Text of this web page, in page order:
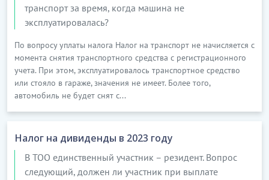
транспорт за время, когда машина не
эксплуатировалась?
По вопросу уплаты налога Налог на транспорт не начисляется с
момента снятия транспортного средства с регистрационного
учета. При этом, эксплуатировалось транспортное средство
или стояло в гараже, значения не имеет. Более того,
автомобиль не будет снят с...
Налог на дивиденды в 2023 году
В ТОО единственный участник – резидент. Вопрос
следующий, должен ли участник при выплате